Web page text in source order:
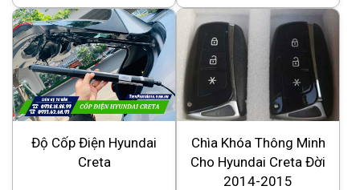
Độ Cốp Điện Hyundai
Creta
Chìa Khóa Thông Minh
Cho Hyundai Creta Đời
2014-2015